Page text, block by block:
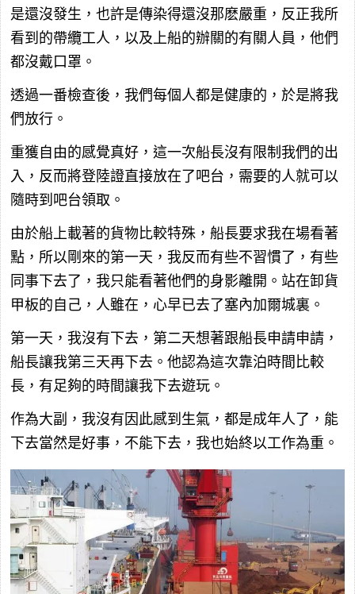
是還沒發生，也許是傳染得還沒那麽嚴重，反正我所
看到的帶纜工人，以及上船的辦關的有關人員，他們
都沒戴口罩。
透過一番檢查後，我們每個人都是健康的，於是將我
們放行。
重獲自由的感覺真好，這一次船長沒有限制我們的出
入，反而將登陸證直接放在了吧台，需要的人就可以
隨時到吧台領取。
由於船上載著的貨物比較特殊，船長要求我在場看著
點，所以剛來的第一天，我反而有些不習慣了，有些
同事下去了，我只能看著他們的身影離開。站在卸貨
甲板的自己，人雖在，心早已去了塞內加爾城裏。
第一天，我沒有下去，第二天想著跟船長申請申請，
船長讓我第三天再下去。他認為這次靠泊時間比較
長，有足夠的時間讓我下去遊玩。
作為大副，我沒有因此感到生氣，都是成年人了，能
下去當然是好事，不能下去，我也始終以工作為重。